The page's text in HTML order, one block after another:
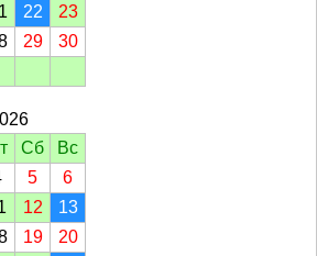
22
23
29
30
Сб
Вс
5
6
12
13
19
20